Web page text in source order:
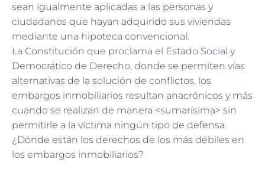
sean igualmente aplicadas a las personas y
ciudadanos que hayan adquirido sus viviendas
mediante una hipoteca convencional.
La Constitución que proclama el Estado Social y
Democrático de Derecho, donde se permiten vías
alternativas de la solución de conflictos, los
embargos inmobiliarios resultan anacrónicos y más
cuando se realizan de manera <sumarísima> sin
permitirle a la víctima ningún tipo de defensa.
¿Dónde están los derechos de los más débiles en
los embargos inmobiliarios?